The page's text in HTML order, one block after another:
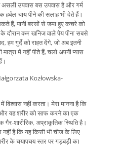
उपवास बस उपवास है और गर्म
हर्बल चाय पीने की सलाह भी देते हैं।
हैं, पानी बरसों से जमा हुए कचरे को
दौरान कम खनिज वाले पेय पीना सबसे
हम गुर्दे को राहत देंगे, जो अब इतनी
में नहीं पीते हैं, चलो अपनी प्यास
Kozłowska-
विश्वास नहीं करता। मेरा मानना ​​है कि
यह शरीर को साफ करने का एक
गैर-शारीरिक, अप्राकृतिक स्थिति है।
नहीं है कि यह किसी भी चीज के लिए
के चयापचय स्तर पर गड़बड़ी का